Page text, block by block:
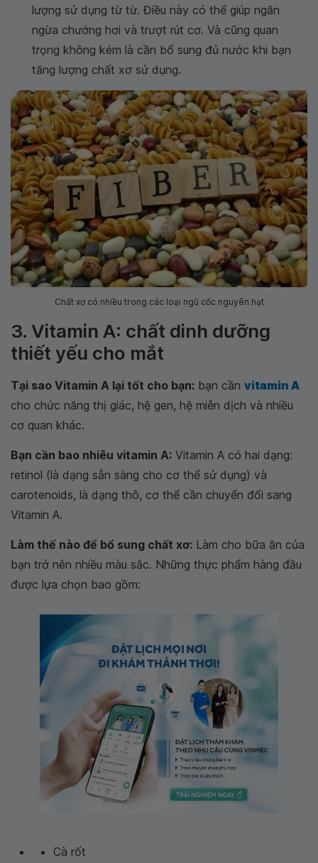
lượng sử dụng từ từ. Điều này có thể giúp ngăn
ngừa chướng hơi và trượt rút cơ. Và cũng quan
trọng không kém là cần bổ sung đủ nước khi bạn
tăng lượng chất xơ sử dụng.
Chất xơ có nhiều trong các loại ngũ cốc nguyên hạt
3. Vitamin A: chất dinh dưỡng
thiết yếu cho mắt
Tại sao Vitamin A lại tốt cho bạn: bạn cần vitamin A
cho chức năng thị giác, hệ gen, hệ miễn dịch và nhiều
cơ quan khác.
Bạn cần bao nhiêu vitamin A: Vitamin A có hai dạng:
retinol (là dạng sẵn sàng cho cơ thể sử dụng) và
carotenoids, là dạng thô, cơ thể cần chuyển đổi sang
Vitamin A.
Làm thế nào để bổ sung chất xơ: Làm cho bữa ăn của
bạn trở nên nhiều màu sắc. Những thực phẩm hàng đầu
được lựa chọn bao gồm:
Cà rốt